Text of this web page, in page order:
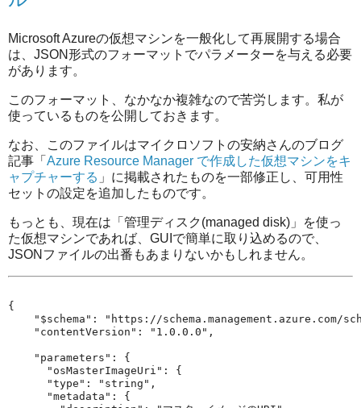
Microsoft Azureの仮想マシンを一般化して再展開する場合
は、JSON形式のフォーマットでパラメーターを与える必要
があります。
このフォーマット、なかなか複雑なので苦労します。私が
使っているものを公開しておきます。
なお、このファイルはマイクロソフトの安納さんのブログ
記事「 Azure Resource Manager で作成した仮想マシンをキ
ャプチャーする 」に掲載されたものを一部修正し、可用性
セットの設定を追加したものです。
もっとも、現在は「管理ディスク(managed disk)」を使っ
た仮想マシンであれば、GUIで簡単に取り込めるので、
JSONファイルの出番もあまりないかもしれません。
{
"$schema": "https://schema.management.azure.com/
    "contentVersion": "1.0.0.0",
    "parameters": {
      "osMasterImageUri": {
      "type": "string",
      "metadata": {